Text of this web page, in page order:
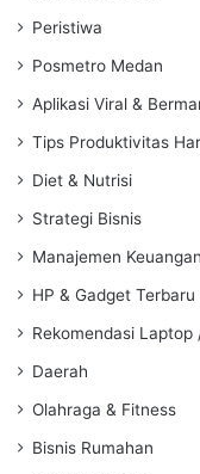
Peristiwa
Posmetro Medan
Aplikasi Viral &
Tips Produktivitas
Diet & Nutrisi
Strategi Bisnis
Manajemen Keuangan
HP & Gadget Terbaru
Rekomendasi Laptop
Daerah
Olahraga & Fitness
Bisnis Rumahan